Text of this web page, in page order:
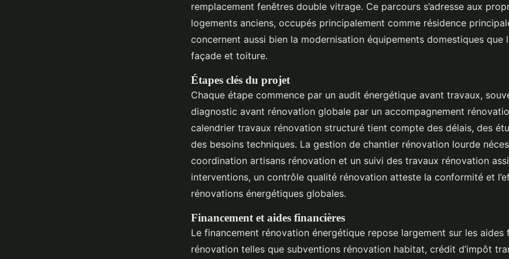
remplacement fenêtres double vitrage. Ce parcours s’adresse aux
logements anciens, occupés principalement comme résidence
concernent aussi bien la modernisation équipements domestiques que
façade et toiture.
Étapes clés du projet
Chaque étape commence par un audit énergétique avant travaux,
diagnostic avant rénovation globale par un accompagnement
calendrier travaux rénovation structuré tient compte des délais, des
des besoins techniques. La gestion de chantier rénovation lourde
coordination artisans rénovation et un suivi des travaux rénovation
interventions, un contrôle qualité rénovation atteste la conformité et
rénovations énergétiques globales.
Financement et aides financières
Le financement rénovation énergétique repose largement sur les aides
rénovation telles que subventions rénovation habitat, crédit d’impôt